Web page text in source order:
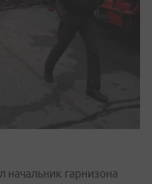
начальник гарнизона